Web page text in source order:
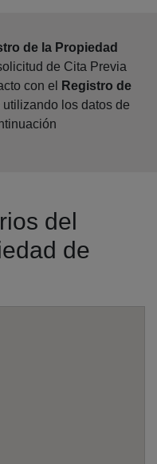
de la Propiedad
de Cita Previa
con el
Registro de
utilizando los datos de
del
de